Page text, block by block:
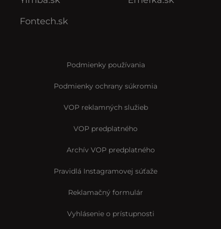
Fontech.sk
Podmienky používania
Podmienky ochrany súkromia
VOP reklamných služieb
VOP predplatného
Archív VOP predplatného
Pravidlá Instagramovej súťaže
Reklamačný formulár
Vyhlásenie o prístupnosti